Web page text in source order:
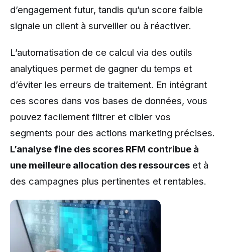
d’engagement futur, tandis qu’un score faible
signale un client à surveiller ou à réactiver.
L’automatisation de ce calcul via des outils
analytiques permet de gagner du temps et
d’éviter les erreurs de traitement. En intégrant
ces scores dans vos bases de données, vous
pouvez facilement filtrer et cibler vos
segments pour des actions marketing précises.
L’analyse fine des scores RFM contribue à
une meilleure allocation des ressources et à
des campagnes plus pertinentes et rentables.